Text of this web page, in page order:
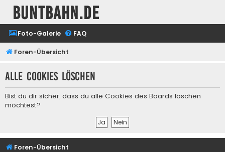
buntbahn.de
Foto-Galerie FAQ
Foren-Übersicht
Alle Cookies löschen
Bist du dir sicher, dass du alle Cookies des Boards löschen
möchtest?
Foren-Übersicht